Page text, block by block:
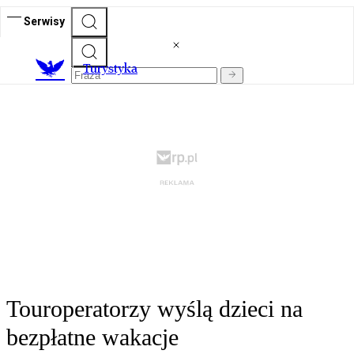
Serwisy
Turystyka
Touroperatorzy wyślą dzieci na
bezpłatne wakacje